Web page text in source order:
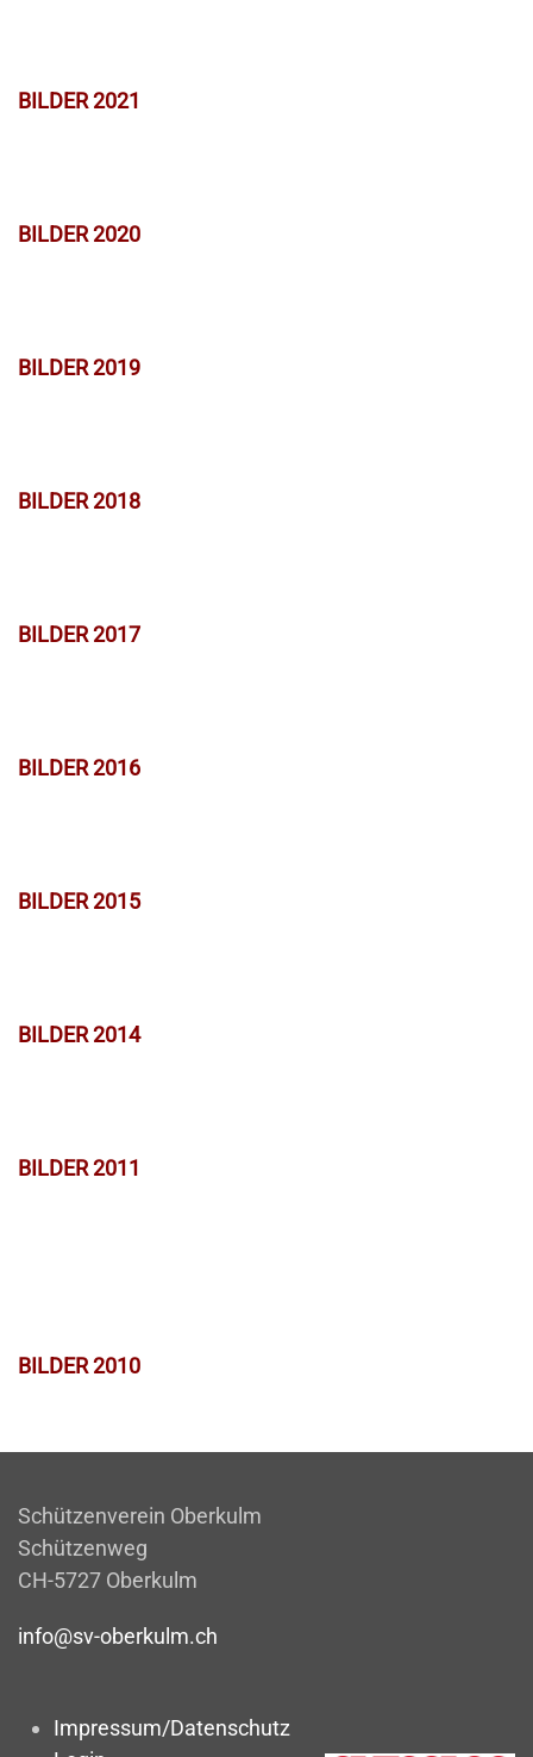
BILDER 2021
BILDER 2020
BILDER 2019
BILDER 2018
BILDER 2017
BILDER 2016
BILDER 2015
BILDER 2014
BILDER 2011
BILDER 2010
Schützenverein Oberkulm
Schützenweg
CH-5727 Oberkulm
info@sv-oberkulm.ch
Impressum/Datenschutz